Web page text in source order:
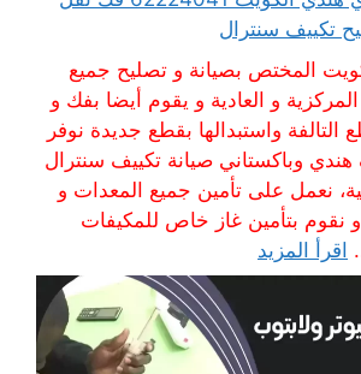
تكييف سنترال
المختص بصيانة و تصليح جميع
و العادية و يقوم أيضا بفك و
واستبدالها بقطع جديدة نوفر
وباكستاني صيانة تكييف سنترال
نعمل على تأمين جميع المعدات و
و نقوم بتأمين غاز خاص للمكيفات
اقرأ المزيد